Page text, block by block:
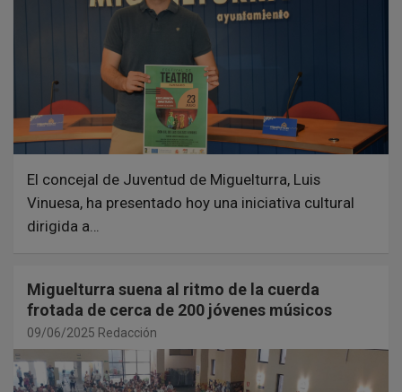
El concejal de Juventud de Miguelturra, Luis
Vinuesa, ha presentado hoy una iniciativa cultural
dirigida a…
Miguelturra suena al ritmo de la cuerda
frotada de cerca de 200 jóvenes músicos
09/06/2025 Redacción